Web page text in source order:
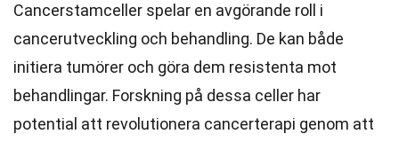
Cancerstamceller spelar en avgörande roll i
cancerutveckling och behandling. De kan både
initiera tumörer och göra dem resistenta mot
behandlingar. Forskning på dessa celler har
potential att revolutionera cancerterapi genom att